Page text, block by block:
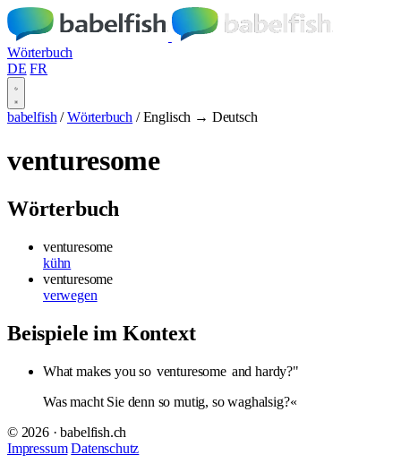
Wörterbuch
DE FR
babelfish / Wörterbuch / Englisch → Deutsch
venturesome
Wörterbuch
venturesome
kühn
venturesome
verwegen
Beispiele im Kontext
What makes you so venturesome and hardy?"
Was macht Sie denn so mutig, so waghalsig?«
© 2026 · babelfish.ch
Impressum Datenschutz